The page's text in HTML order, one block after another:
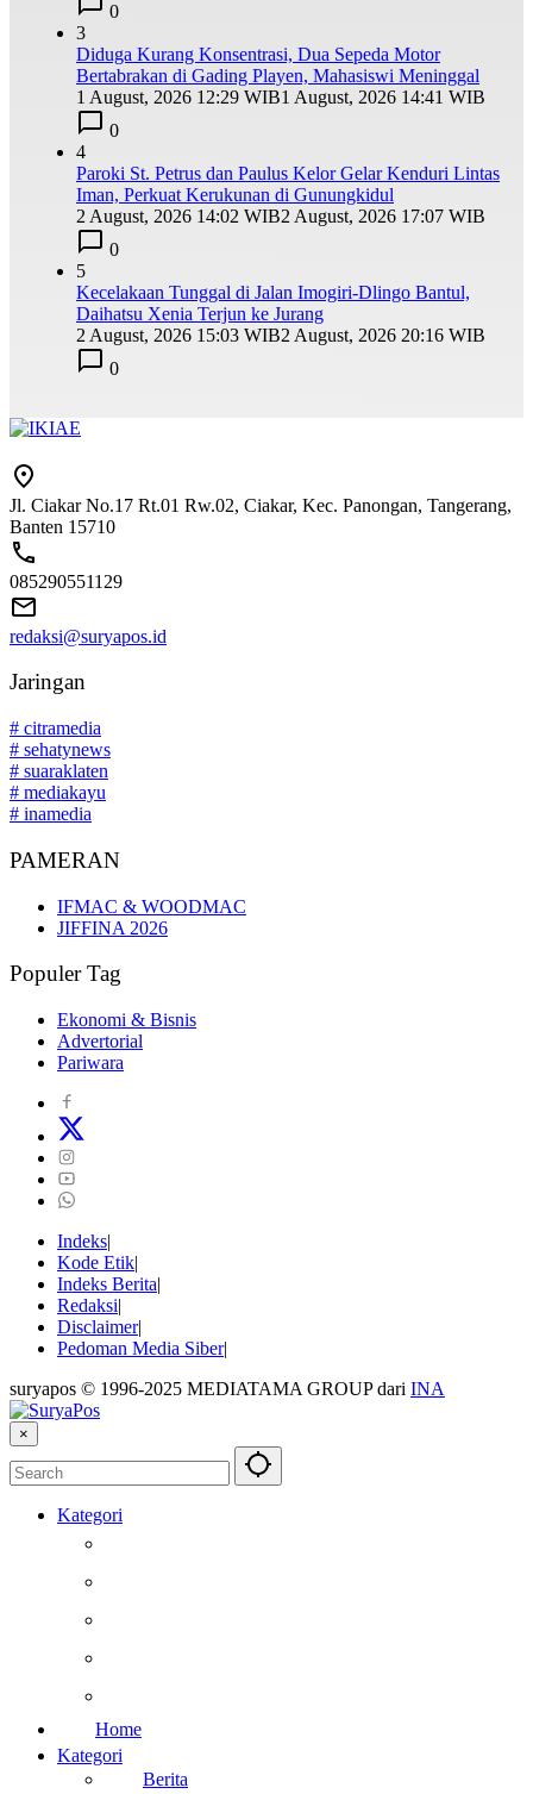
0
3
Diduga Kurang Konsentrasi, Dua Sepeda Motor
Bertabrakan di Gading Playen, Mahasiswi Meninggal
1 August, 2026 12:29 WIB1 August, 2026 14:41 WIB
0
4
Paroki St. Petrus dan Paulus Kelor Gelar Kenduri Lintas
Iman, Perkuat Kerukunan di Gunungkidul
2 August, 2026 14:02 WIB2 August, 2026 17:07 WIB
0
5
Kecelakaan Tunggal di Jalan Imogiri-Dlingo Bantul,
Daihatsu Xenia Terjun ke Jurang
2 August, 2026 15:03 WIB2 August, 2026 20:16 WIB
0
Jl. Ciakar No.17 Rt.01 Rw.02, Ciakar, Kec. Panongan, Tangerang,
Banten 15710
085290551129
redaksi@suryapos.id
Jaringan
# citramedia
# sehatynews
# suaraklaten
# mediakayu
# inamedia
PAMERAN
IFMAC & WOODMAC
JIFFINA 2026
Populer Tag
Ekonomi & Bisnis
Advertorial
Pariwara
Indeks
Kode Etik
Indeks Berita
Redaksi
Disclaimer
Pedoman Media Siber
suryapos © 1996-2025 MEDIATAMA GROUP dari INA
×
Kategori
Home
Kategori
Berita